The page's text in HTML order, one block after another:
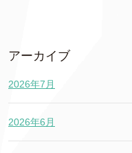
アーカイブ
2026年7月
2026年6月